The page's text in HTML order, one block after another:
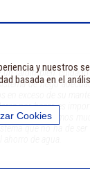
jardín bien
de riego
exceso de su
por hacer, es
(¿tenemos
que no ha de
de agua.
y nuestros
basada en el
Cookies